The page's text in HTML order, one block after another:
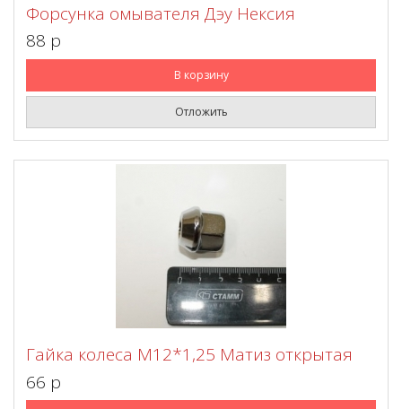
Форсунка омывателя Дэу Нексия
88 p
В корзину
Отложить
Гайка колеса М12*1,25 Матиз открытая
66 p